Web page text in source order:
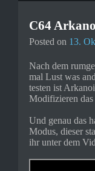
C64
Posted on 13.
Nach dem
mal Lust was
testen ist
Modifizieren das
Und genau das
Modus, dieser
ihr unter dem